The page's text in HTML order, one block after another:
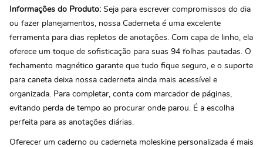
Informações do Produto: Seja para escrever compromissos do dia
ou fazer planejamentos, nossa Caderneta é uma excelente
ferramenta para dias repletos de anotações. Com capa de linho, ela
oferece um toque de sofisticação para suas 94 folhas pautadas. O
fechamento magnético garante que tudo fique seguro, e o suporte
para caneta deixa nossa caderneta ainda mais acessível e
organizada. Para completar, conta com marcador de páginas,
evitando perda de tempo ao procurar onde parou. É a escolha
perfeita para as anotações diárias.
Oferecer um caderno ou caderneta moleskine personalizada é mais